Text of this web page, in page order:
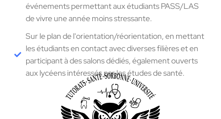
événements permettant aux étudiants PASS/LAS
de vivre une année moins stressante.
Sur le plan de l'orientation/réorientation, en mettant
les étudiants en contact avec diverses filières et en
participant à des salons dédiés, également ouverts
aux lycéens intéressés par les études de santé.